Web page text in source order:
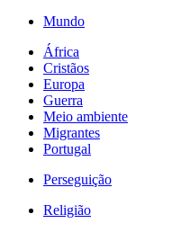
Mundo
África
Cristãos
Europa
Guerra
Meio ambiente
Migrantes
Portugal
Perseguição
Religião